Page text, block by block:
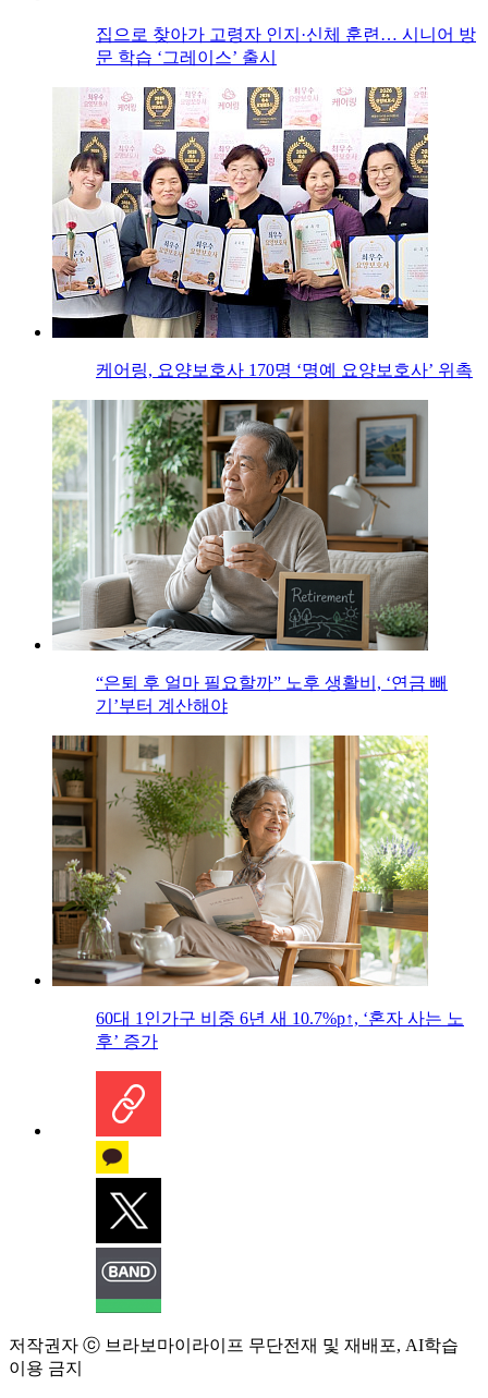
집으로 찾아가 고령자 인지·신체 훈련… 시니어 방
문 학습 ‘그레이스’ 출시
케어링, 요양보호사 170명 ‘명예 요양보호사’ 위촉
“은퇴 후 얼마 필요할까” 노후 생활비, ‘연금 빼
기’부터 계산해야
60대 1인가구 비중 6년 새 10.7%p↑, ‘혼자 사는 노
후’ 증가
저작권자 ⓒ 브라보마이라이프 무단전재 및 재배포, AI학습
이용 금지